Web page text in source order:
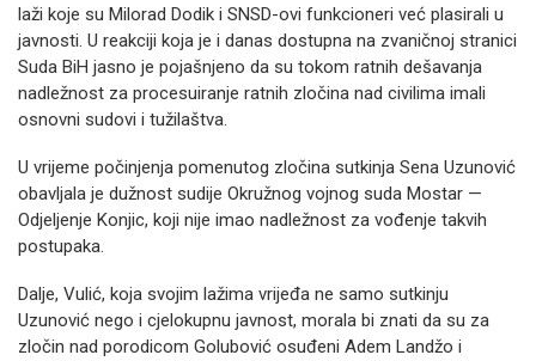
laži koje su Milorad Dodik i SNSD-ovi funkcioneri već plasirali u
javnosti. U reakciji koja je i danas dostupna na zvaničnoj stranici
Suda BiH jasno je pojašnjeno da su tokom ratnih dešavanja
nadležnost za procesuiranje ratnih zločina nad civilima imali
osnovni sudovi i tužilaštva.
U vrijeme počinjenja pomenutog zločina sutkinja Sena Uzunović
obavljala je dužnost sudije Okružnog vojnog suda Mostar —
Odjeljenje Konjic, koji nije imao nadležnost za vođenje takvih
postupaka.
Dalje, Vulić, koja svojim lažima vrijeđa ne samo sutkinju
Uzunović nego i cjelokupnu javnost, morala bi znati da su za
zločin nad porodicom Golubović osuđeni Adem Landžo i